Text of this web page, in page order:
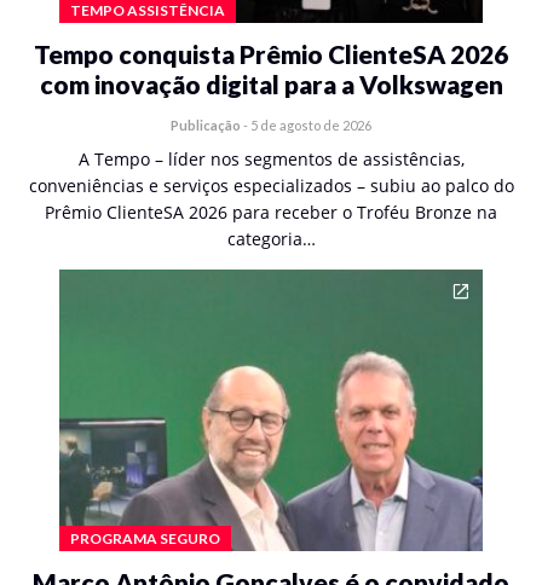
TEMPO ASSISTÊNCIA
Tempo conquista Prêmio ClienteSA 2026
com inovação digital para a Volkswagen
Publicação - 5 de agosto de 2026
A Tempo – líder nos segmentos de assistências,
conveniências e serviços especializados – subiu ao palco do
Prêmio ClienteSA 2026 para receber o Troféu Bronze na
categoria…
PROGRAMA SEGURO